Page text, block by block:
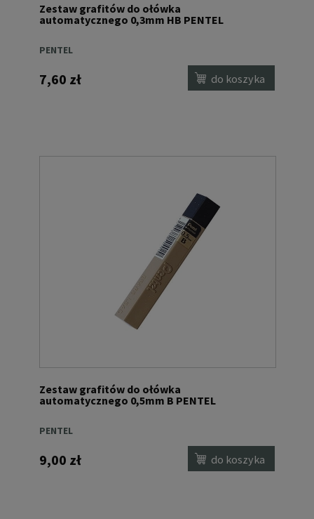
Zestaw grafitów do ołówka
automatycznego 0,3mm HB PENTEL
PENTEL
7,60 zł do koszyka
Zestaw grafitów do ołówka
automatycznego 0,5mm B PENTEL
PENTEL
9,00 zł do koszyka